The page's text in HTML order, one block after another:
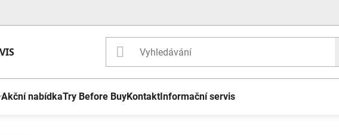
Akční nabídkaTry Before BuyKontaktInformační servis